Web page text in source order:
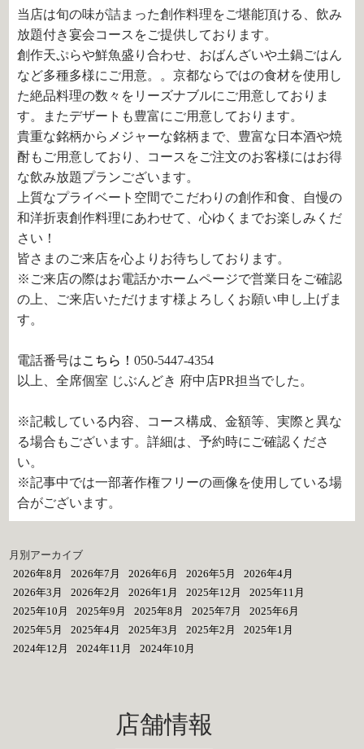
当店は旬の味が詰まった創作料理をご堪能頂ける、飲み
放題付き宴会コースをご提供しております。
創作天ぷらや鮮魚盛り合わせ、おばんざいや土鍋ごはん
など多種多様にご用意。。京都ならではの食材を使用し
た絶品料理の数々をリーズナブルにご用意しておりま
す。またデザートも豊富にご用意しております。
貴重な銘柄からメジャーな銘柄まで、豊富な日本酒や焼
酎もご用意しており、コースをご注文のお客様にはお得
な飲み放題プランございます。
上質なプライベート空間でこだわりの創作和食、自慢の
和洋折衷創作料理にあわせて、心ゆくまでお楽しみくだ
さい！
皆さまのご来店を心よりお待ちしております。
※ご来店の際はお電話かホームページで営業日をご確認
の上、ご来店いただけます様よろしくお願い申し上げま
す。
電話番号はこちら！050-5447-4354
以上、全席個室 じぶんどき 府中店PR担当でした。
※記載している内容、コース構成、金額等、実際と異な
る場合もございます。詳細は、予約時にご確認くださ
い。
※記事中では一部著作権フリーの画像を使用している場
合がございます。
月別アーカイブ
2026年8月
2026年7月 2026年6月 2026年5月
2026年4月
2026年3月
2026年2月 2026年1月 2025年12月
2025年11月
2025年10月
2025年9月 2025年8月 2025年7月
2025年6月
2025年5月
2025年4月 2025年3月 2025年2月
2025年1月
2024年12月
2024年11月 2024年10月
店舗情報